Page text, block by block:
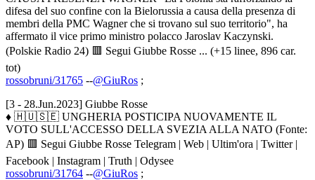
difesa del suo confine con la Bielorussia a causa della presenza di
membri della PMC Wagner che si trovano sul suo territorio", ha
affermato il vice primo ministro polacco Jaroslav Kaczynski.
(Polskie Radio 24) 🟥 Segui Giubbe Rosse ... (+15 linee, 896 car.
tot)
rossobruni/31765 --@GiuRos ;
[3 - 28.Jun.2023] Giubbe Rosse
♦ 🇭🇺🇸🇪 UNGHERIA POSTICIPA NUOVAMENTE IL
VOTO SULL'ACCESSO DELLA SVEZIA ALLA NATO (Fonte:
AP) 🟥 Segui Giubbe Rosse Telegram | Web | Ultim'ora | Twitter |
Facebook | Instagram | Truth | Odysee
rossobruni/31764 --@GiuRos ;